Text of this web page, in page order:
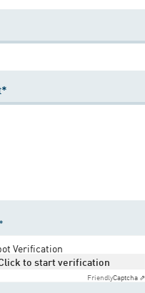
Verification
to start verification
FriendlyCaptcha ⇗